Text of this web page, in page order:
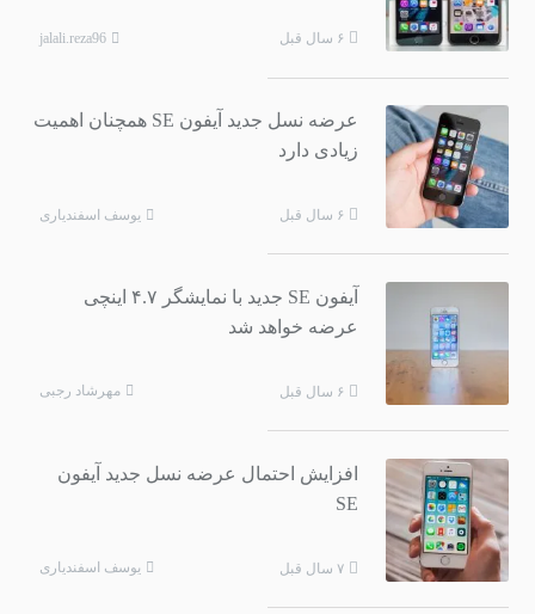
۶ سال قبل jalali.reza96
عرضه نسل جدید آیفون SE همچنان اهمیت
زیادی دارد
۶ سال قبل یوسف اسفندیاری
آیفون SE جدید با نمایشگر ۴.۷ اینچی
عرضه خواهد شد
۶ سال قبل مهرشاد رجبی
افزایش احتمال عرضه نسل جدید آیفون
SE
۷ سال قبل یوسف اسفندیاری